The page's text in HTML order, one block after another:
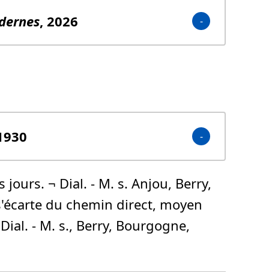
, 2026
jours. ¬ Dial. - M. s. Anjou, Berry,
du chemin direct, moyen
- M. s., Berry, Bourgogne,